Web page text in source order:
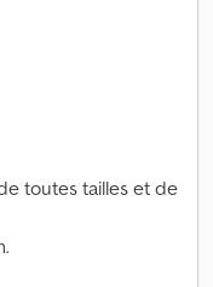
toutes tailles et de